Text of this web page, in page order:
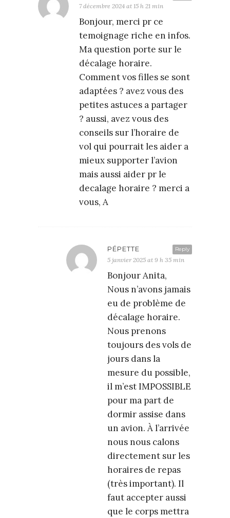
7 décembre 2024 at 15 h 21 min
Bonjour, merci pr ce
temoignage riche en infos.
Ma question porte sur le
décalage horaire.
Comment vos filles se sont
adaptées ? avez vous des
petites astuces a partager
? aussi, avez vous des
conseils sur l’horaire de
vol qui pourrait les aider a
mieux supporter l’avion
mais aussi aider pr le
decalage horaire ? merci a
vous, A
Reply
PÉPETTE
5 janvier 2025 at 9 h 35 min
Bonjour Anita,
Nous n’avons jamais
eu de problème de
décalage horaire.
Nous prenons
toujours des vols de
jours dans la
mesure du possible,
il m’est IMPOSSIBLE
pour ma part de
dormir assise dans
un avion. À l’arrivée
nous nous calons
directement sur les
horaires de repas
(très important). Il
faut accepter aussi
que le corps mettra